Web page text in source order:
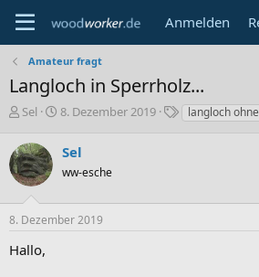
Anmelden
Amateur fragt
Langloch in Sperrholz...
E
s
t
e
l
e
Sel
E
t
e
l
t
8. Dezember 2019
S
w
langloch
Sel
ww-esche
8. Dezember 2019
Hallo,